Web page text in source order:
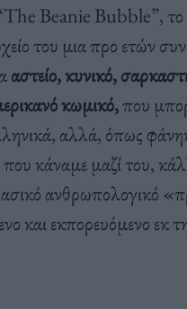
Beanie Bubble”,
του μια προ ετών
αστείο, κυνικό,
κωμικό,που
αλλά, όπως
κάναμε μαζί του,
ανθρωπολογικό
και εκπορευόμενο εκ